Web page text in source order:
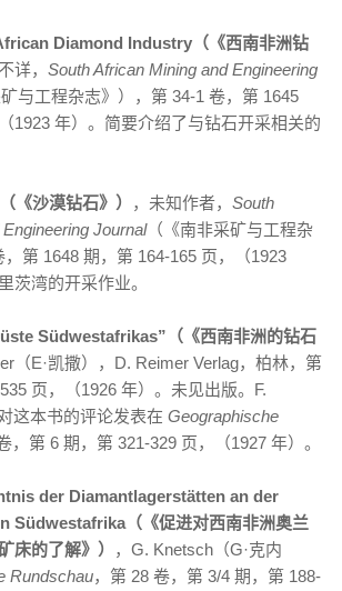
Diamond Industry（《西南非洲钻
详， South African Mining and Engineering
与工程杂志》），第 34-1 卷，第 1645
1923 年）。简要介绍了与钻石开采相关的
《沙漠钻石》） ，未知作者， South
Journal（《南非采矿与工程杂
第 1648 期，第 164-165 页，（1923
茨湾的开采作业。
Südwestafrikas”（《西南非洲的钻石
（E·凯撒），D. Reimer Verlag，柏林，第
页，（1926 年）。未见出版。F.
这本书的评论发表在 Geographische
，第 6 期，第 321-329 页，（1927 年）。
der Diamantlagerstätten an der
Südwestafrika（《促进对西南非洲奥兰
床的了解》）
，G. Knetsch（G·克内
Rundschau，第 28 卷，第 3/4 期，第 188-